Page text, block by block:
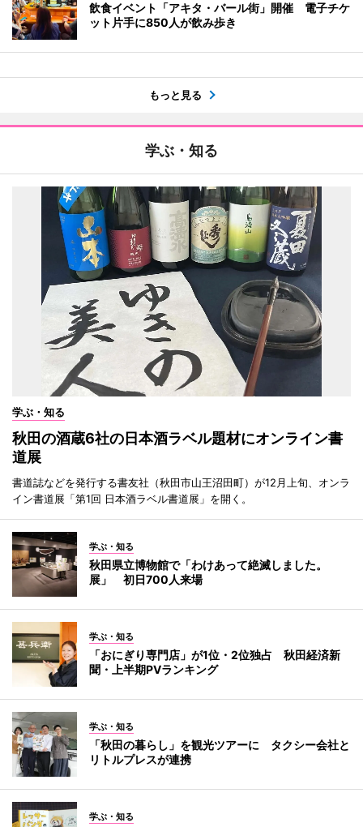
飲食イベント「アキタ・バール街」開催 電子チケ
ット片手に850人が飲み歩き
もっと見る
学ぶ・知る
学ぶ・知る
秋田の酒蔵6社の日本酒ラベル題材にオンライン書
道展
書道誌などを発行する書友社（秋田市山王沼田町）が12月上旬、オンラ
イン書道展「第1回 日本酒ラベル書道展」を開く。
学ぶ・知る
秋田県立博物館で「わけあって絶滅しました。
展」 初日700人来場
学ぶ・知る
「おにぎり専門店」が1位・2位独占 秋田経済新
聞・上半期PVランキング
学ぶ・知る
「秋田の暮らし」を観光ツアーに タクシー会社と
リトルプレスが連携
学ぶ・知る